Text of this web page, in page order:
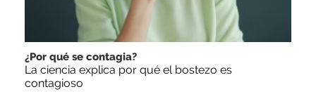
¿Por qué se contagia?
La ciencia explica por qué el bostezo es
contagioso